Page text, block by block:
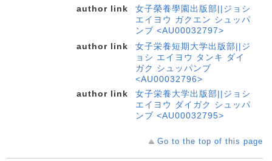
author link
女子榮養學園出版部||ジョシ
エイヨウ ガクエン シュッパ
ンブ <AU00032797>
author link
女子栄養短期大学出版部||ジ
ョシ エイヨウ タンキ ダイ
ガク シュッパンブ
<AU00032796>
author link
女子栄養大学出版部||ジョシ
エイヨウ ダイガク シュッパ
ンブ <AU00032795>
Go to the top of this page